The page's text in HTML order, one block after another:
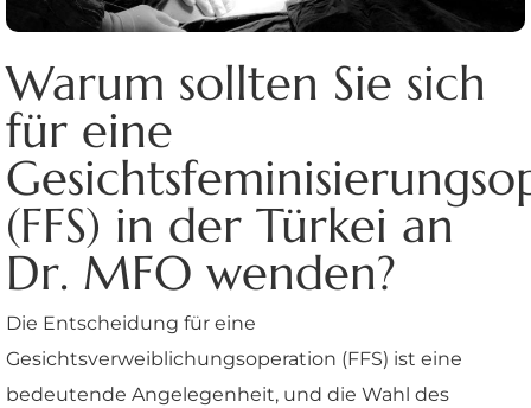
Warum sollten Sie sich
für eine
(FFS) in der Türkei an
Dr. MFO wenden?
Die Entscheidung für eine
Gesichtsverweiblichungsoperation (FFS) ist eine
bedeutende Angelegenheit, und die Wahl des